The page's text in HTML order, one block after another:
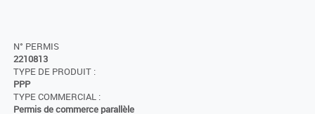
N° PERMIS
2210813
TYPE DE PRODUIT :
PPP
TYPE COMMERCIAL :
Permis de commerce parallèle